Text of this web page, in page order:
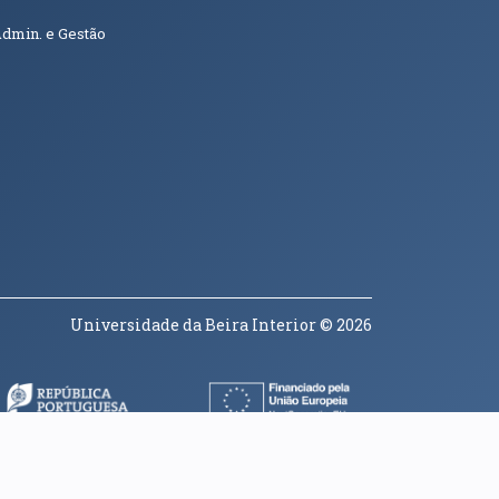
e Gestão
Universidade da Beira Interior© 2026
janela) (abre em nova janela)